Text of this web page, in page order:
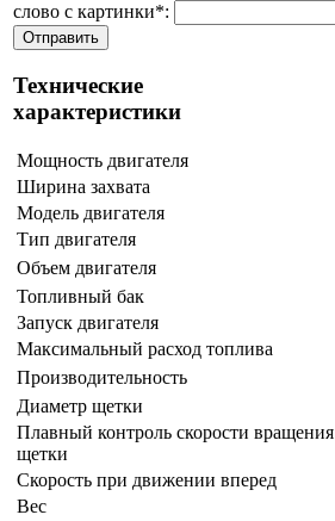
слово с картинки*:
Технические
характеристики
Мощность двигателя
Ширина захвата
Модель двигателя
Тип двигателя
Объем двигателя
Топливный бак
Запуск двигателя
Максимальный расход топлива
Производительность
Диаметр щетки
Плавный контроль скорости вращения
щетки
Скорость при движении вперед
Вес